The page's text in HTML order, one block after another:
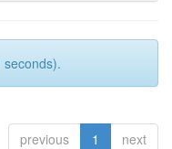
previous 1 next